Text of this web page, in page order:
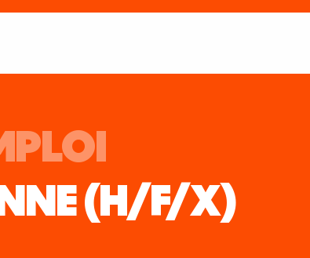
(H/F/X)